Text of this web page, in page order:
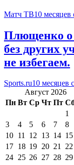
Матч ТВ10 месяцев
Плющенко о
без других
не избегаем.
Sports.ru10 месяцев
Август 2026
Пн Вт Ср Чт Пт
1
3
4 5 6 7 8
10 11 12 13 14 15
17 18 19 20 21 22
24 25 26 27 28 29